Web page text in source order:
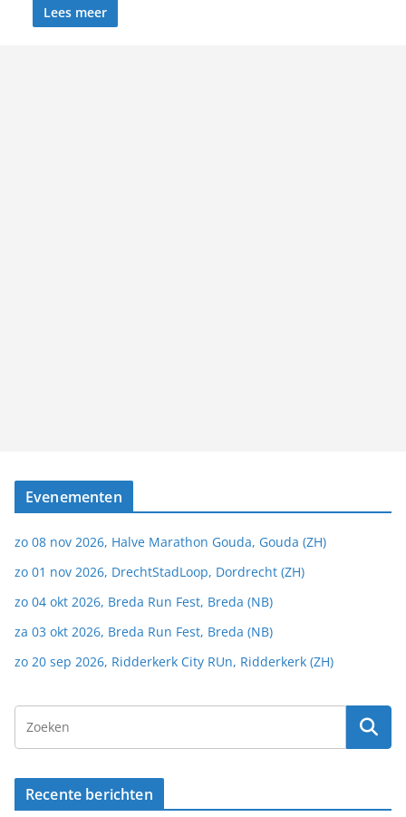
Lees meer
Evenementen
zo 08 nov 2026, Halve Marathon Gouda, Gouda (ZH)
zo 01 nov 2026, DrechtStadLoop, Dordrecht (ZH)
zo 04 okt 2026, Breda Run Fest, Breda (NB)
za 03 okt 2026, Breda Run Fest, Breda (NB)
zo 20 sep 2026, Ridderkerk City RUn, Ridderkerk (ZH)
Recente berichten